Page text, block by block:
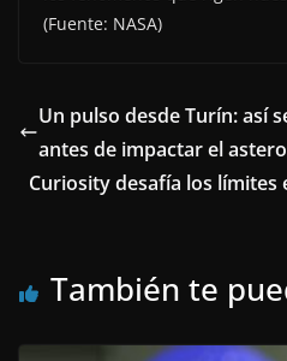
(Fuente: NASA)
Un pulso desde Turín: así
antes de impactar el
Curiosity desafía los límites
También te